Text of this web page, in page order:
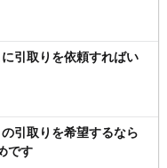
引取りを依頼すればい
引取りを希望するなら
です